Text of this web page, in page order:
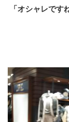
「オシャレです